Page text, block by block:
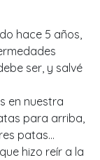
hace 5 años,
ser, y salvé
en nuestra
para arriba,
patas…
hizo reír a la